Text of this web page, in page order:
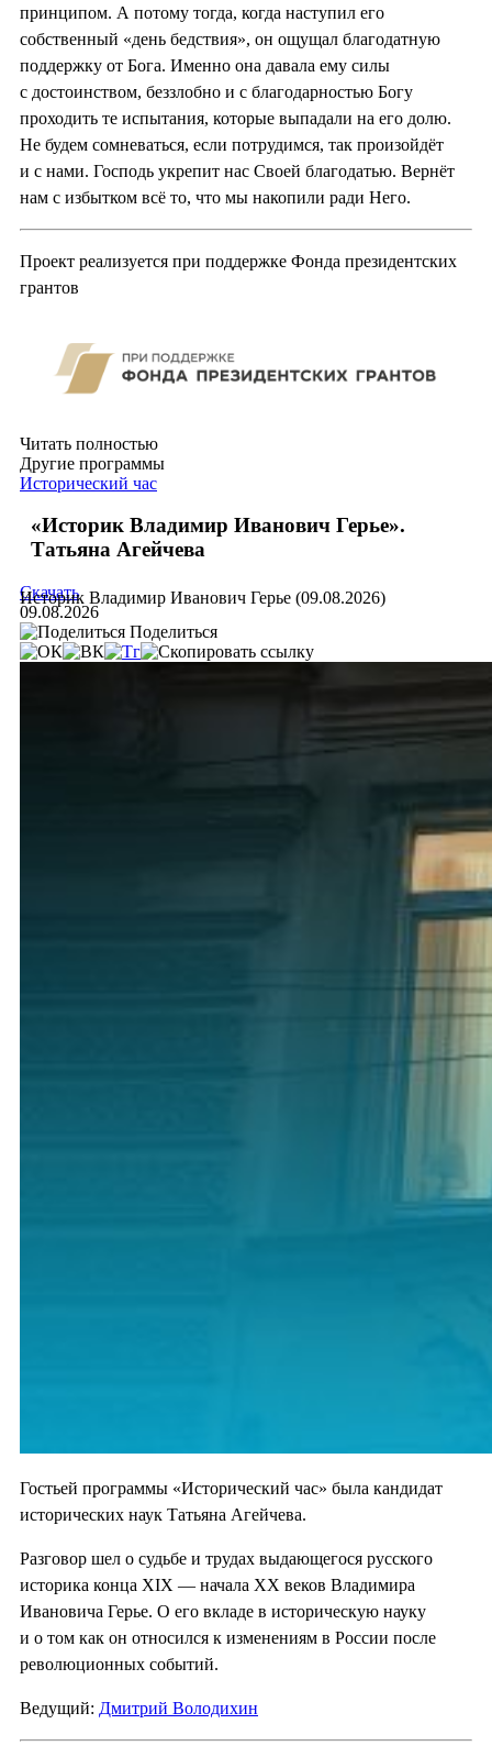
принципом. А потому тогда, когда наступил его
собственный «день бедствия», он ощущал благодатную
поддержку от Бога. Именно она давала ему силы
с достоинством, беззлобно и с благодарностью Богу
проходить те испытания, которые выпадали на его долю.
Не будем сомневаться, если потрудимся, так произойдёт
и с нами. Господь укрепит нас Своей благодатью. Вернёт
нам с избытком всё то, что мы накопили ради Него.
Проект реализуется при поддержке Фонда президентских
грантов
Читать полностью
Другие программы
Исторический час
«Историк Владимир Иванович Герье».
Татьяна Агейчева
Историк Владимир Иванович Герье (09.08.2026)
Скачать
09.08.2026
Поделиться
Гостьей программы «Исторический час» была кандидат
исторических наук Татьяна Агейчева.
Разговор шел о судьбе и трудах выдающегося русского
историка конца XIX — начала ХХ веков Владимира
Ивановича Герье. О его вкладе в историческую науку
и о том как он относился к изменениям в России после
революционных событий.
Ведущий: Дмитрий Володихин